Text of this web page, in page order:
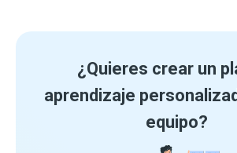
¿Quieres crear un
aprendizaje
equipo?